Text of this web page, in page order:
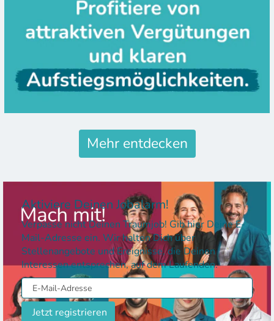
Mehr entdecken
Aktiviere Deinen Jobalarm!
Verpasse nicht Deinen Traumjob! Gib hier Deine E-
Mail-Adresse ein. Wir halten Dich über
Stellenangebote und Ereignisse, die Deinen
Interessen entsprechen, auf dem Laufenden.